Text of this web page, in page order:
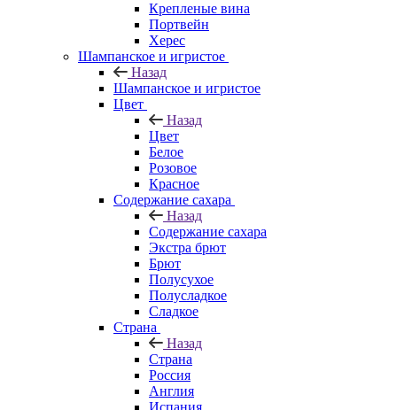
Крепленые вина
Портвейн
Херес
Шампанское и игристое
Назад
Шампанское и игристое
Цвет
Назад
Цвет
Белое
Розовое
Красное
Содержание сахара
Назад
Содержание сахара
Экстра брют
Брют
Полусухое
Полусладкое
Сладкое
Страна
Назад
Страна
Россия
Англия
Испания